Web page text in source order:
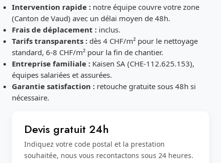
Intervention rapide :notre équipe couvre votre zone
(Canton de Vaud) avec un délai moyen de 48h.
Frais de déplacement :inclus.
Tarifs transparents :dès 4 CHF/m² pour le nettoyage
standard, 6-8 CHF/m² pour la fin de chantier.
Entreprise familiale :Kaisen SA (CHE-112.625.153),
équipes salariées et assurées.
Garantie satisfaction :retouche gratuite sous 48h si
nécessaire.
Devis gratuit 24h
Indiquez votre code postal et la prestation
souhaitée, nous vous recontactons sous 24 heures.